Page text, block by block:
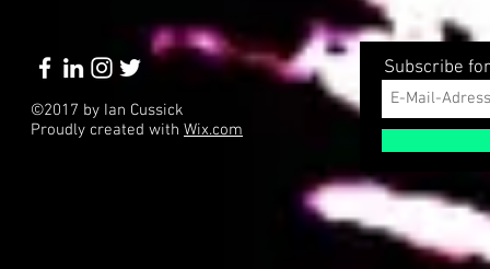
©2017 by Ian Cussick
Proudly created with Wix.com
Subscribe